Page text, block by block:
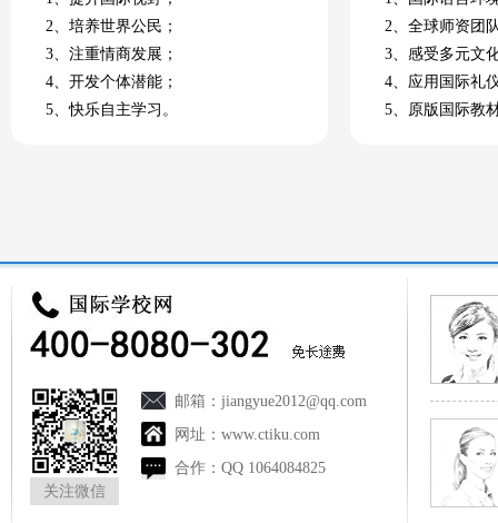
2、培养世界公民；
3、注重情商发展；
4、开发个体潜能；
5、快乐自主学习。
2、全球师资团
3、感受多元文
4、应用国际礼
5、原版国际教
关注微信
邮箱： jiangyue2012@qq.com
网址： www.ctiku.com
合作： QQ 1064084825